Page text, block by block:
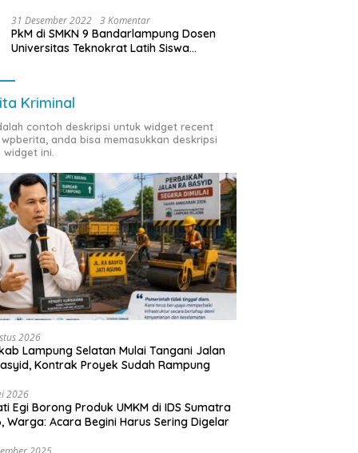
31 Desember 2022 3 Komentar
PkM di SMKN 9 Bandarlampung Dosen
Universitas Teknokrat Latih Siswa
Kriminal
contoh deskripsi untuk widget recent
anda bisa memasukkan deskripsi
widget ini.
2026
Lampung Selatan Mulai Tangani Jalan
Kontrak Proyek Sudah Rampung
2026
Egi Borong Produk UMKM di IDS Sumatra
Warga: Acara Begini Harus Sering Digelar